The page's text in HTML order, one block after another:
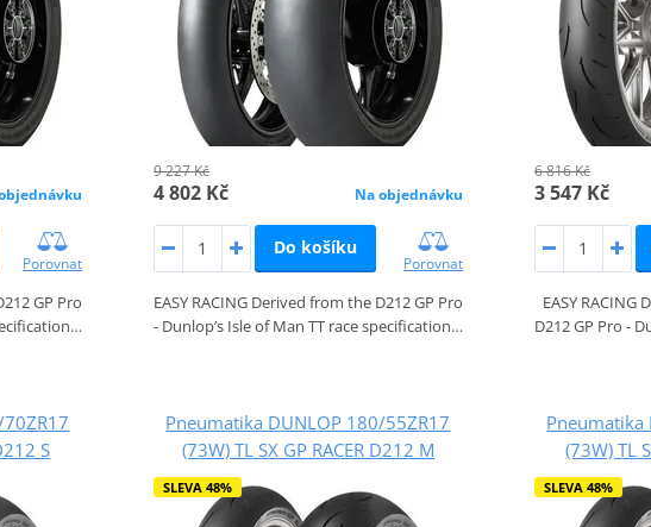
Porovnat
GP Pro
9 227 Kč
4 802 Kč Na objednávku
Do košíku
Porovnat
EASY RACING Derived from the D212 GP Pro
- Dunlop’s Isle of Man TT race specification…
6 816 Kč
3 547 Kč
EASY
D212 GP Pro -
S
Pneumatika DUNLOP 180/55ZR17
(73W) TL SX GP RACER D212 M
SLEVA 48%
Pneumatika
(73W) TL
SLEVA 48%